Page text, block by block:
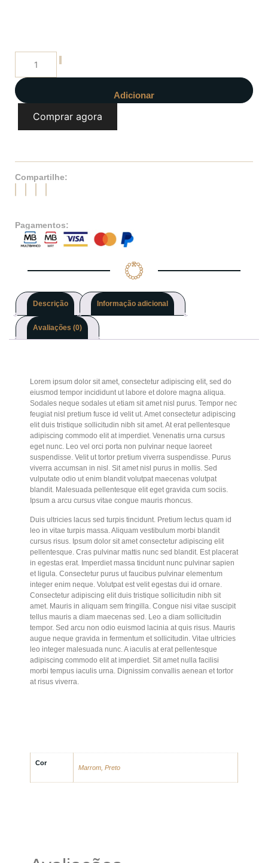
Adicionar
Comprar agora
Compartilhe:
Pagamentos:
Descrição Informação adicional
Avaliações (0)
Lorem ipsum dolor sit amet, consectetur adipiscing elit, sed do
eiusmod tempor incididunt ut labore et dolore magna aliqua.
Sodales neque sodales ut etiam sit amet nisl purus. Tempor nec
feugiat nisl pretium fusce id velit ut. Amet consectetur adipiscing
elit duis tristique sollicitudin nibh sit amet. At erat pellentesque
adipiscing commodo elit at imperdiet. Venenatis urna cursus
eget nunc. Leo vel orci porta non pulvinar neque laoreet
suspendisse. Velit ut tortor pretium viverra suspendisse. Purus
viverra accumsan in nisl. Sit amet nisl purus in mollis. Sed
vulputate odio ut enim blandit volutpat maecenas volutpat
blandit. Malesuada pellentesque elit eget gravida cum sociis.
Ipsum a arcu cursus vitae congue mauris rhoncus.
Duis ultricies lacus sed turpis tincidunt. Pretium lectus quam id
leo in vitae turpis massa. Aliquam vestibulum morbi blandit
cursus risus. Ipsum dolor sit amet consectetur adipiscing elit
pellentesque. Cras pulvinar mattis nunc sed blandit. Est placerat
in egestas erat. Imperdiet massa tincidunt nunc pulvinar sapien
et ligula. Consectetur purus ut faucibus pulvinar elementum
integer enim neque. Volutpat est velit egestas dui id ornare.
Consectetur adipiscing elit duis tristique sollicitudin nibh sit
amet. Mauris in aliquam sem fringilla. Congue nisi vitae suscipit
tellus mauris a diam maecenas sed. Leo a diam sollicitudin
tempor. Sed arcu non odio euismod lacinia at quis risus. Mauris
augue neque gravida in fermentum et sollicitudin. Vitae ultricies
leo integer malesuada nunc. A iaculis at erat pellentesque
adipiscing commodo elit at imperdiet. Sit amet nulla facilisi
morbi tempus iaculis urna. Dignissim convallis aenean et tortor
at risus viverra.
Cor
Marrom, Preto